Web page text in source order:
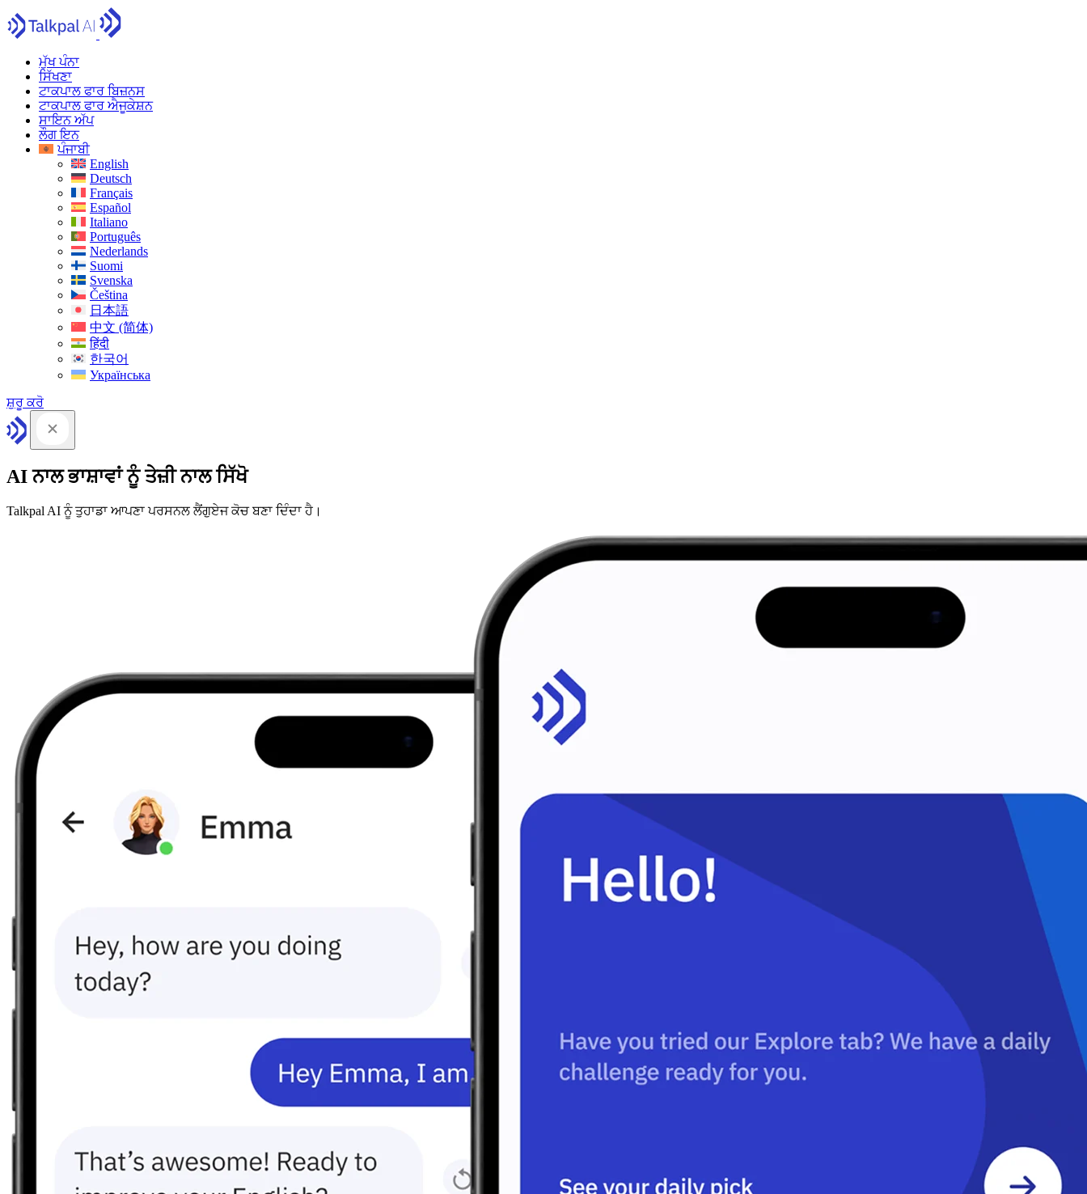
ਮੁੱਖ ਪੰਨਾ
ਸਿੱਖਣਾ
ਟਾਕਪਾਲ ਫਾਰ ਬਿਜ਼ਨਸ
ਟਾਕਪਾਲ ਫਾਰ ਐਜੂਕੇਸ਼ਨ
ਸਾਇਨ ਅੱਪ
ਲੌਗ ਇਨ
ਪੰਜਾਬੀ
English
Deutsch
Français
Español
Italiano
Português
Nederlands
Suomi
Svenska
Čeština
日本語
中文 (简体)
हिंदी
한국어
Українська
ਸ਼ੁਰੂ ਕਰੋ
AI ਨਾਲ ਭਾਸ਼ਾਵਾਂ ਨੂੰ ਤੇਜ਼ੀ ਨਾਲ ਸਿੱਖੋ
Talkpal AI ਨੂੰ ਤੁਹਾਡਾ ਆਪਣਾ ਪਰਸਨਲ ਲੈਂਗੁਏਜ ਕੋਚ ਬਣਾ ਦਿੰਦਾ ਹੈ।